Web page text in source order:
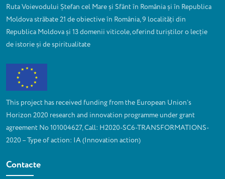
Ruta Voievodului Ștefan cel Mare și Sfânt în România și în Republica
Moldova străbate 21 de obiective în România, 9 localități din
Republica Moldova și 13 domenii viticole, oferind turiștilor o lecție
de istorie și de spiritualitate
This project has received funding from the European Union’s
Horizon 2020 research and innovation programme under grant
agreement No 101004627, Call: H2020-SC6-TRANSFORMATIONS-
2020 – Type of action: IA (Innovation action)
Contacte